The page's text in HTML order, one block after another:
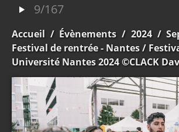
9/167
Accueil / Évènements / 2024 /
Festival de rentrée - Nantes/
Université Nantes 2024 ©CLACK